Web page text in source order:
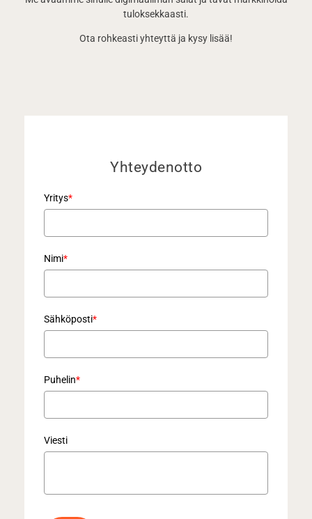
tuloksekkaasti.
Ota rohkeasti yhteyttä ja kysy lisää!
Yhteydenotto
Yritys*
Nimi*
Sähköposti*
Puhelin*
Viesti